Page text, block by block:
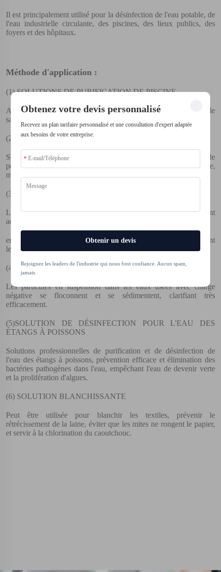
Il est principalement utilisé pour la désinfection de l'eau potable, de
l'eau industrielle circulante, des piscines, des lieux publics, des
foyers et des hôpitaux.
Méthode d'application :
(1)SOLUTIONS DE PURIFICATION DE PISCINE
Applicable à tous les types de piscines, désinfection de l'eau de
sauna, surtout pour les piscines publiques et familiales.
(2) SOLUTION DE DÉSINFECTION POUR L'ÉLEVAGE
Solutions de désinfection professionnelles pour les élevages de
poulets et de bétail, adaptées à tous les centres d'élevage de grande,
moyenne et petite taille.
(3)
Les solutions de désinfection hospitalière standardisées sont
adaptées pour diverses applications de désinfection
environnements, éliminant efficacement les bactéries et bloquant
leur infection.
(4) SOLUTIONS DE TRAITEMENT DES EAUX USÉES
Les particules en suspension dans les eaux usées avec charge
négative se floconnent et se sédimentent, clarifiant très
efficacement.
(5)SOLUTION DE DÉSINFECTION POUR L'EAU DES
ÉTANGS À POISSONS
Solutions professionnelles de purification et de désinfection de
l'eau des étangs à poissons, prévention efficace et élimination des
bactéries pathogènes dans l'eau, empêchant l'eau de devenir verte
et la prolifération d'algues.
(6) SOLUTION BLANCHISSANTE
Peut être utilisée pour blanchir les textiles, prévenir le
rétrécissement de la laine, éviter que les mites ne rongent le papier,
et servir à la chlorination du caoutchouc.
Obtenez votre devis personnalisé
Recevez un plan tarifaire personnalisé et une consultation d'expert adaptée
aux besoins de votre entreprise.
Obtenir un devis
Rejoignez les leaders de l'industrie qui nous font confiance. Aucun spam,
jamais.